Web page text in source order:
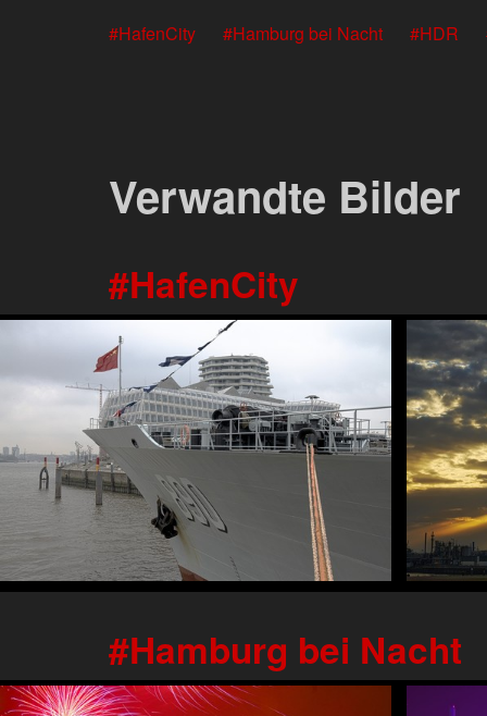
HafenCity Hamburg bei Nacht HDR
Verwandte Bilder
HafenCity
Hamburg bei Nacht